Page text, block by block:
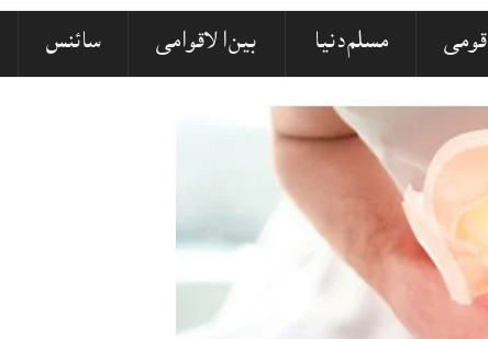
قومی مسلم دنیا بین الاقوامی سائنس